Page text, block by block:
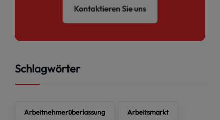
Schlagwörter
Arbeitnehmerüberlassung Arbeitsmarkt